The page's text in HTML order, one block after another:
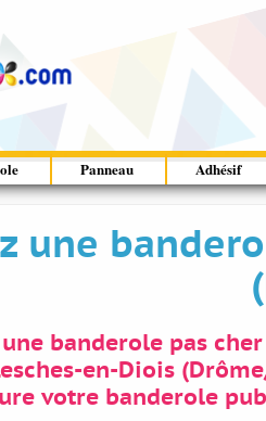
Panneau Adhésif
une
banderole pas
en-Diois
votre banderole